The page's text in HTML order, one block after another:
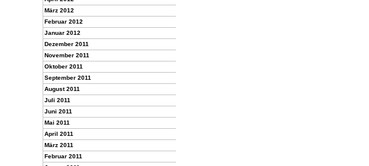
März 2012
Februar 2012
Januar 2012
Dezember 2011
November 2011
Oktober 2011
September 2011
August 2011
Juli 2011
Juni 2011
Mai 2011
April 2011
März 2011
Februar 2011